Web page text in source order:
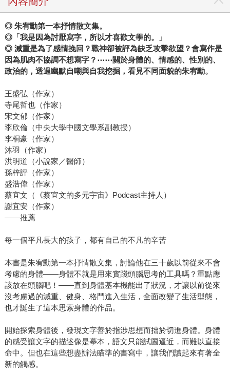
◎ 朱宥勳第一本抒情散文集。
◎「我是因為討厭寫字，所以才喜歡文學的。」
◎ 減重是為了感情挽回？戰神卻被評為缺乏攻擊欲望？會寫作是
因為肌肉不協調不想寫字？⋯⋯關於身體的、情感的、性別的、
政治的，透過幽默自嘲與自我挖掘，看見不同面貌的朱宥勳。
王盛弘（作家）
寺尾哲也（作家）
宋文郁（作家）
李欣倫（中央大學中國文學系副教授）
李桐豪（作家）
沐羽（作家）
洪明道（小說家／醫師）
孫梓評（作家）
盛浩偉（作家）
蔡宜文（《蔡宜文的多元宇宙》Podcast主持人）
謝宜安（作家）
——推薦
每一個平凡長大的孩子，都有自己的不凡的辛苦
本書是朱宥勳第一本抒情散文集，討論他在三十歲以前從來不會
考慮的身體——身體不就是用來實踐頭腦思考的工具嗎？重點應
該放在頭腦吧！——直到身體基本機能出了狀況，才讓以前從來
沒考慮過的減重、健身、格鬥進入生活，全面改變了生活型態，
也才誕生了這本思索身體的作品。
開始探索身體後，發現文字善於指涉思想而拙於切進身體。身體
的感受讓文字的描述像是摹本，語文只能試圖逼近，而難以直接
命中。但也在這些想盡辦法瞄準的書寫中，讓我們讀起來有著全
新的觸感。